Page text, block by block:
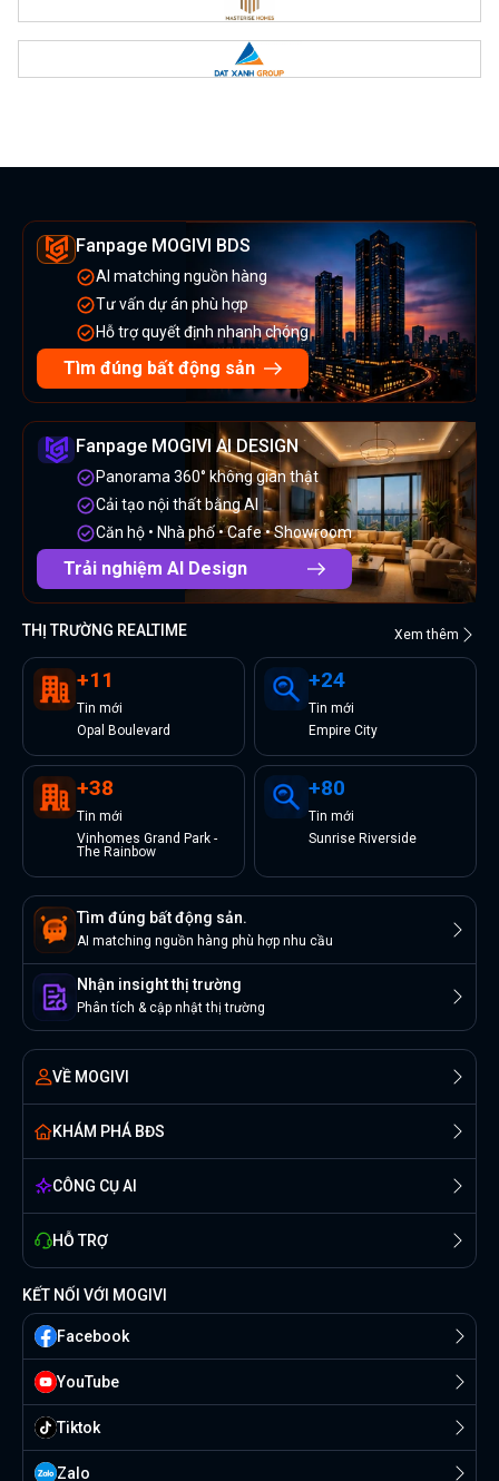
Fanpage MOGIVI BDS
AI matching nguồn hàng
Tư vấn dự án phù hợp
Hỗ trợ quyết định nhanh chóng
Tìm đúng bất động sản
Fanpage MOGIVI AI DESIGN
Panorama 360° không gian thật
Cải tạo nội thất bằng AI
Căn hộ • Nhà phố • Cafe • Showroom
Trải nghiệm AI Design
THỊ TRƯỜNG REALTIME Xem thêm
+11
Tin mới
Opal Boulevard
+24
Tin mới
Empire City
+38
Tin mới
Vinhomes Grand Park -
The Rainbow
+80
Tin mới
Sunrise Riverside
Tìm đúng bất động sản.
AI matching nguồn hàng phù hợp nhu cầu
Nhận insight thị trường
Phân tích & cập nhật thị trường
VỀ MOGIVI
KHÁM PHÁ BĐS
CÔNG CỤ AI
HỖ TRỢ
KẾT NỐI VỚI MOGIVI
Facebook
YouTube
Tiktok
Zalo